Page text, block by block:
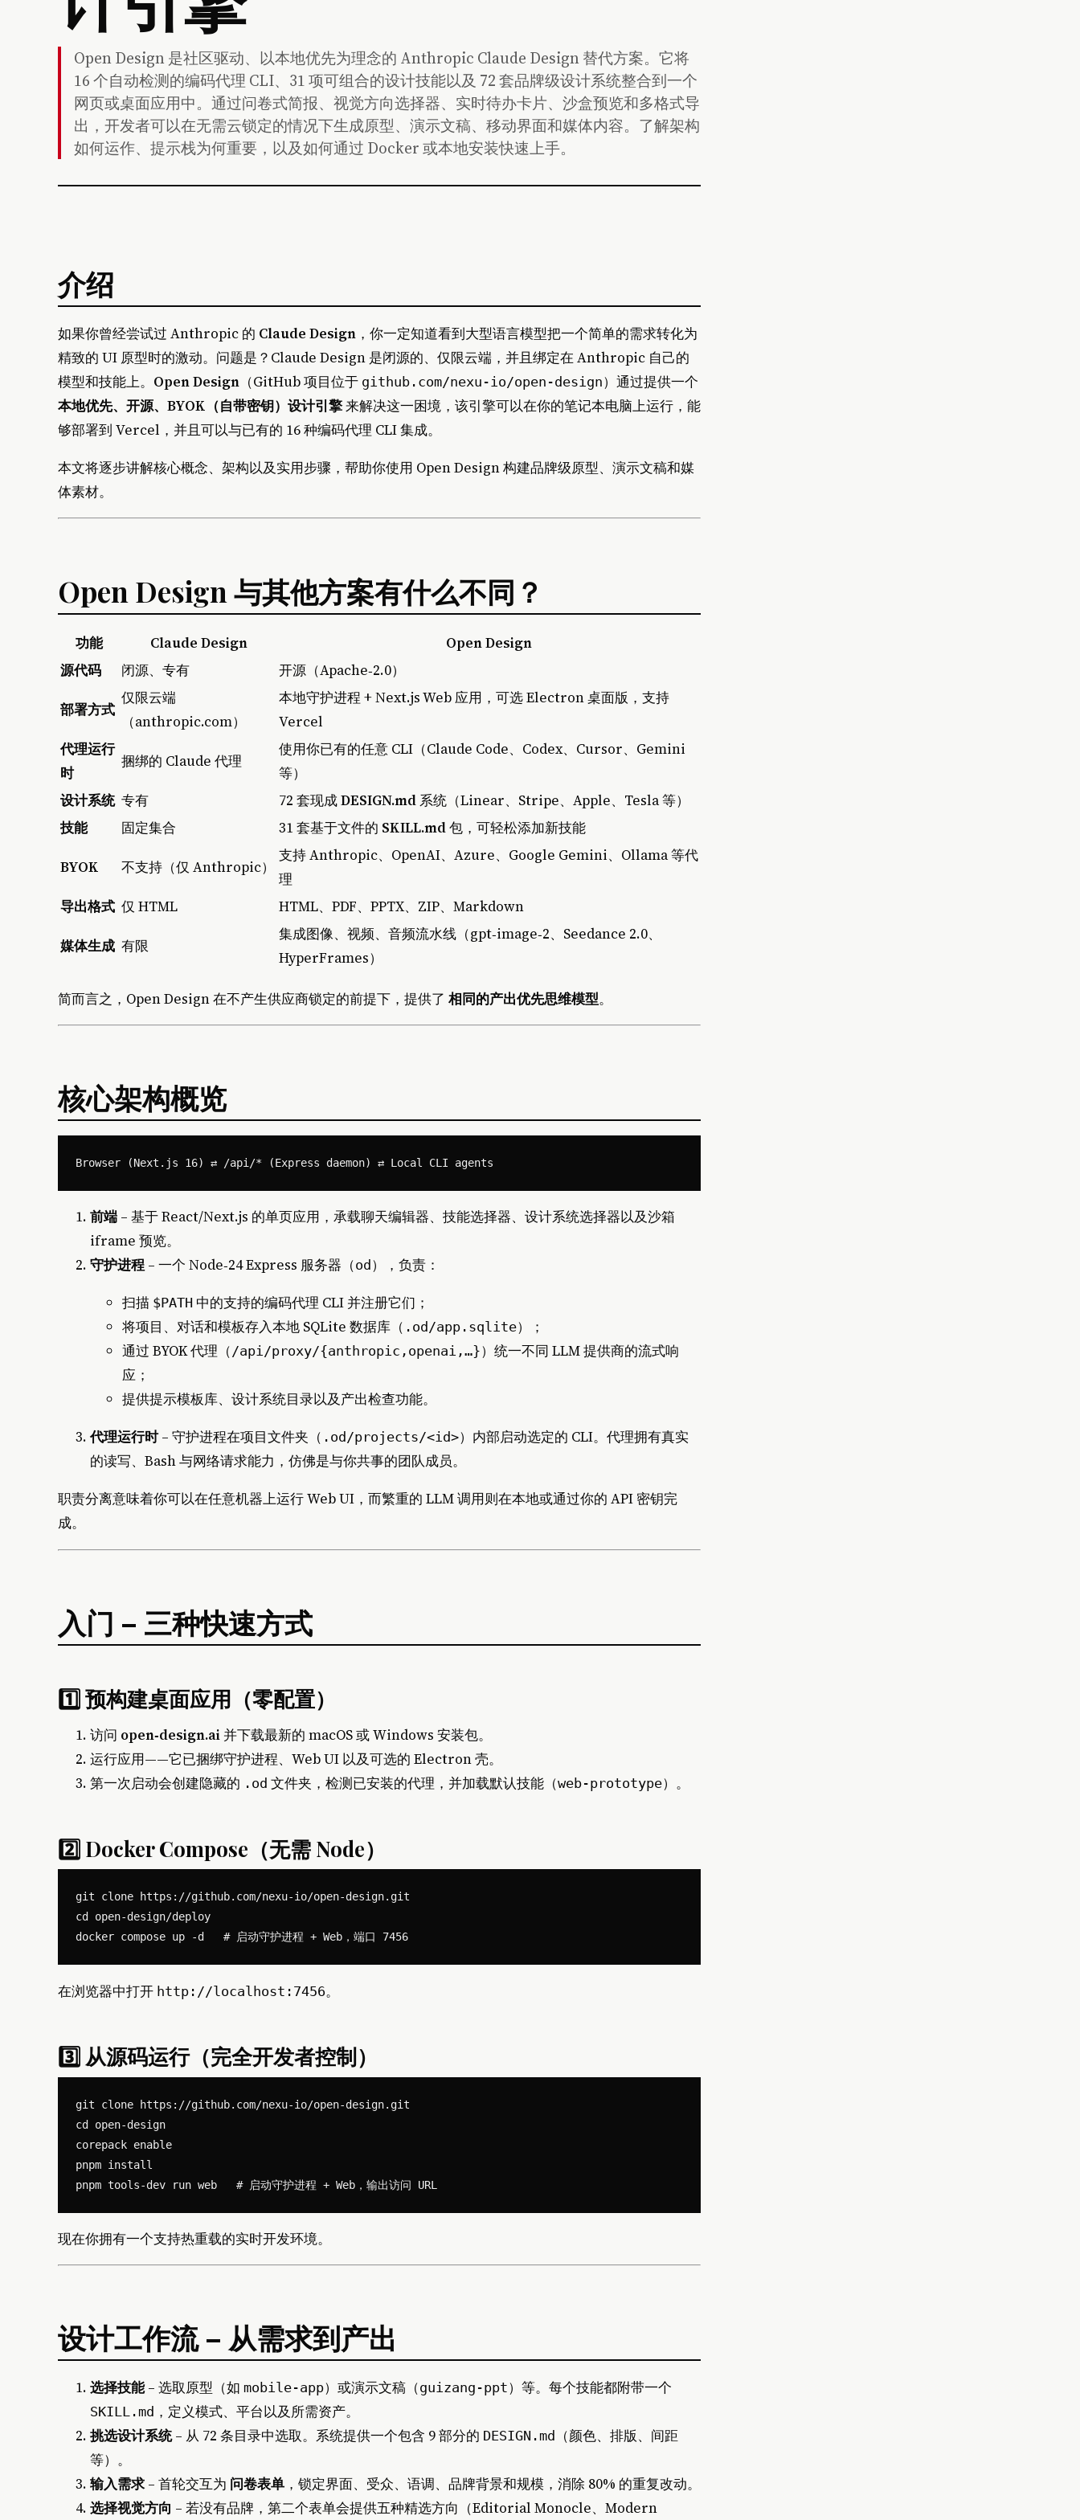
Open Design 是社区驱动、以本地优先为理念的 Anthropic Claude Design 替代方案。它将
16 个自动检测的编码代理 CLI、31 项可组合的设计技能以及 72 套品牌级设计系统整合到一个
网页或桌面应用中。通过问卷式简报、视觉方向选择器、实时待办卡片、沙盒预览和多格式导
出，开发者可以在无需云锁定的情况下生成原型、演示文稿、移动界面和媒体内容。了解架构
如何运作、提示栈为何重要，以及如何通过 Docker 或本地安装快速上手。
介绍
如果你曾经尝试过 Anthropic 的 Claude Design ，你一定知道看到大型语言模型把一个简单的需求转化为
精致的 UI 原型时的激动。问题是？Claude Design 是闭源的、仅限云端，并且绑定在 Anthropic 自己的
模型和技能上。 Open Design （GitHub 项目位于 github.com/nexu-io/open-design）通过提供一个
本地优先、开源、BYOK（自带密钥）设计引擎来解决这一困境，该引擎可以在你的笔记本电脑上运行，能
够部署到 Vercel，并且可以与已有的 16 种编码代理 CLI 集成。
本文将逐步讲解核心概念、架构以及实用步骤，帮助你使用 Open Design 构建品牌级原型、演示文稿和媒
体素材。
Open Design 与其他方案有什么不同？
功能 Claude Design
Open Design
源代码
闭源、专有 开源（Apache‑2.0）
部署方式
仅限云端
（anthropic.com）
本地守护进程 + Next.js Web 应用，可选 Electron 桌面版，支持
Vercel
代理运行
时
捆绑的 Claude 代理
使用你已有的任意 CLI（Claude Code、Codex、Cursor、Gemini
等）
设计系统 专有 72 套现成DESIGN.md系统（Linear、Stripe、Apple、Tesla 等）
技能
固定集合 31 套基于文件的 SKILL.md包，可轻松添加新技能
BYOK 不支持（仅 Anthropic）
支持 Anthropic、OpenAI、Azure、Google Gemini、Ollama 等代
理
导出格式 仅 HTML HTML、PDF、PPTX、ZIP、Markdown
媒体生成 有限
集成图像、视频、音频流水线（gpt‑image‑2、Seedance 2.0、
HyperFrames）
简而言之，Open Design 在不产生供应商锁定的前提下，提供了 相同的产出优先思维模型。
核心架构概览
前端 – 基于 React/Next.js 的单页应用，承载聊天编辑器、技能选择器、设计系统选择器以及沙箱
iframe 预览。
守护进程– 一个 Node‑24 Express 服务器（od），负责：
扫描 $PATH 中的支持的编码代理 CLI 并注册它们；
将项目、对话和模板存入本地 SQLite 数据库（ .od/app.sqlite）；
通过 BYOK 代理（ /api/proxy/{anthropic,openai,…}）统一不同 LLM 提供商的流式响
应；
提供提示模板库、设计系统目录以及产出检查功能。
代理运行时– 守护进程在项目文件夹（ .od/projects/<id>）内部启动选定的 CLI。代理拥有真实
的读写、Bash 与网络请求能力，仿佛是与你共事的团队成员。
职责分离意味着你可以在任意机器上运行 Web UI，而繁重的 LLM 调用则在本地或通过你的 API 密钥完
成。
入门 – 三种快速方式
1️⃣ 预构建桌面应用（零配置）
访问 open‑design.ai 并下载最新的 macOS 或 Windows 安装包。
运行应用——它已捆绑守护进程、Web UI 以及可选的 Electron 壳。
第一次启动会创建隐藏的 .od 文件夹，检测已安装的代理，并加载默认技能（web‑prototype）。
2️⃣ Docker Compose（无需 Node）
git clone https://github.com/nexu-io/open-design.git
cd open-design/deploy
在浏览器中打开 http://localhost:7456。
3️⃣ 从源码运行（完全开发者控制）
git clone https://github.com/nexu-io/open-design.git
cd open-design
corepack enable
pnpm install
现在你拥有一个支持热重载的实时开发环境。
设计工作流 – 从需求到产出
选择技能– 选取原型（如 mobile‑app）或演示文稿（guizang‑ppt）等。每个技能都附带一个
SKILL.md ，定义模式、平台以及所需资产。
挑选设计系统– 从 72 条目录中选取。系统提供一个包含 9 部分的 DESIGN.md （颜色、排版、间距
等）。
输入需求– 首轮交互为 问卷表单 ，锁定界面、受众、语调、品牌背景和规模，消除 80% 的重复改动。
选择视觉方向 – 若没有品牌，第二个表单会提供五种精选方向（Editorial Monocle、Modern